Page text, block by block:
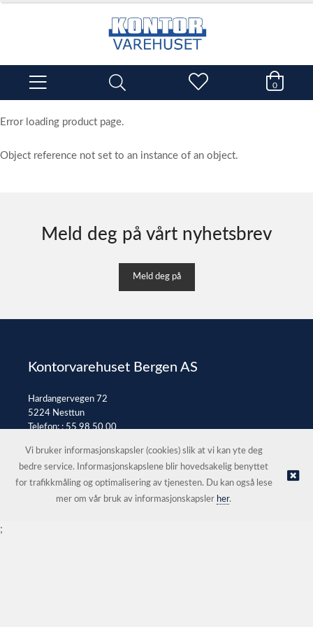
0
Error loading product page.
Object reference not set to an instance of an object.
Meld deg på vårt nyhetsbrev
Meld deg på
Kontorvarehuset Bergen AS
Hardangervegen 72
5224 Nesttun
Telefon: :55 98 50 00
© Kontorvarehuset Bergen AS |Nettbutikk levert av Kréatif
Vi bruker informasjonskapsler (cookies) slik at vi kan yte deg
bedre service. Informasjonskapslene blir hovedsakelig benyttet
for trafikkmåling og optimalisering av tjenesten. Du kan også lese
mer om vår bruk av informasjonskapsler her.
;